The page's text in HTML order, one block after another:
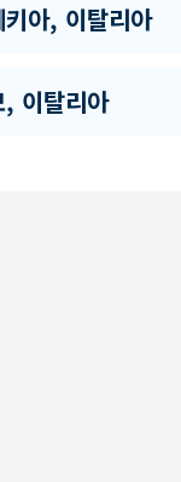
키아, 이탈리아
이탈리아